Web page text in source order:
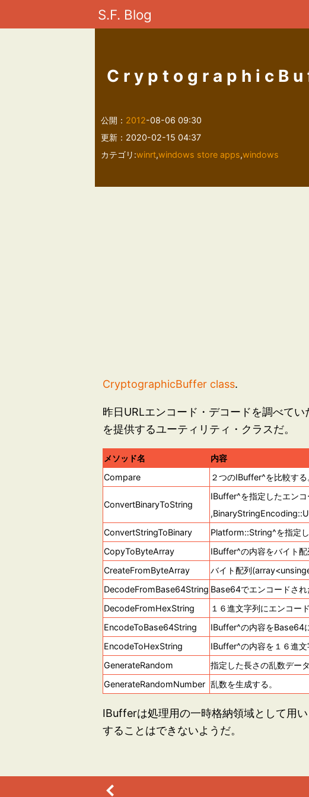
S.F. Blog
公開： 2012-08-06 09:30
更新：2020-02-15 04:37
カテゴリ:winrt,windows store apps,windows
CryptographicBuffer class.
昨日URLエンコード・デコードを調べて
を提供するユーティリティ・クラスだ。
メソッド名
内容
Compare
２つのIBuffer^を比較する
ConvertBinaryToString
IBuffer^を指定したエン
ConvertStringToBinary
Platform::String^を指定
CopyToByteArray
IBuffer^の内容をバイト
CreateFromByteArray
バイト配列
DecodeFromBase64String Base64でエンコードさ
DecodeFromHexString
１６進文字列にエンコー
EncodeToBase64String
IBuffer^の内容をBase64
EncodeToHexString
IBuffer^の内容を１６進
GenerateRandom
指定した長さの乱数デー
GenerateRandomNumber 乱数を生成する。
IBufferは処理用の一時格納領域として用
することはできないようだ。